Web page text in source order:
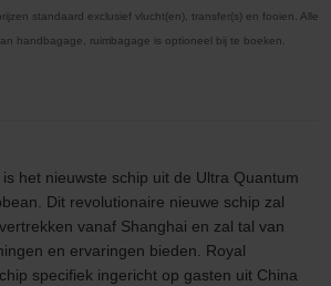
standaard exclusief vlucht(en), transfer(s) en fooien. Alle
handbagage, ruimbagage is optioneel bij te boeken.
het nieuwste schip uit de Ultra Quantum
Dit revolutionaire nieuwe schip zal
vanaf Shanghai en zal tal van
en ervaringen bieden. Royal
specifiek ingericht op gasten uit China